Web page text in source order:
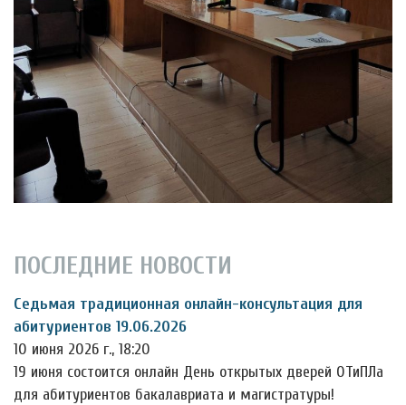
ПОСЛЕДНИЕ НОВОСТИ
Седьмая традиционная онлайн-консультация для
абитуриентов 19.06.2026
10 июня 2026 г., 18:20
19 июня состоится онлайн День открытых дверей ОТиПЛа
для абитуриентов бакалавриата и магистратуры!